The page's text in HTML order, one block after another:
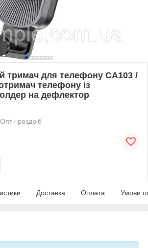
тримач для телефону CA103 /
телефону із
на дефлектор
Опт і роздріб
Доставка Оплата Умови